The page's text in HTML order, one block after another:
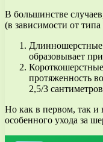
В большинстве
(в зависимости от
Длинношерстные
образовывает
протяженность
2,5/3
Но как в первом, так и
особенного ухода за